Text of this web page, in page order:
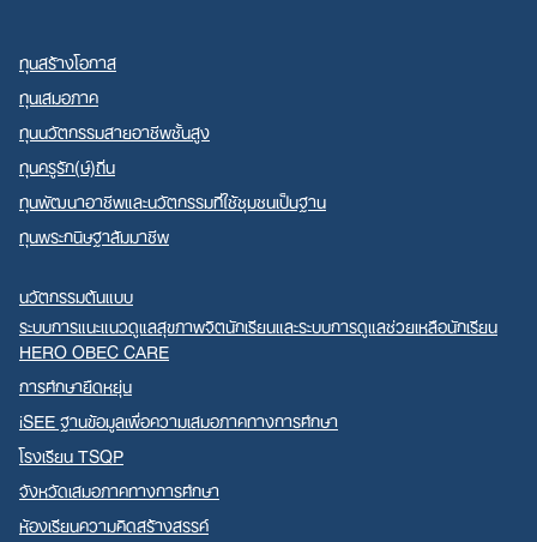
ทุนสร้างโอกาส
ทุนเสมอภาค
ทุนนวัตกรรมสายอาชีพชั้นสูง
ทุนครูรัก(ษ์)ถิ่น
ทุนพัฒนาอาชีพและนวัตกรรมที่ใช้ชุมชนเป็นฐาน
ทุนพระกนิษฐาสัมมาชีพ
นวัตกรรมต้นแบบ
ระบบการแนะแนวดูแลสุขภาพจิตนักเรียนและระบบการดูแลช่วยเหลือนักเรียน
HERO OBEC CARE
การศึกษายืดหยุ่น
iSEE ฐานข้อมูลเพื่อความเสมอภาคทางการศึกษา
โรงเรียน TSQP
จังหวัดเสมอภาคทางการศึกษา
ห้องเรียนความคิดสร้างสรรค์